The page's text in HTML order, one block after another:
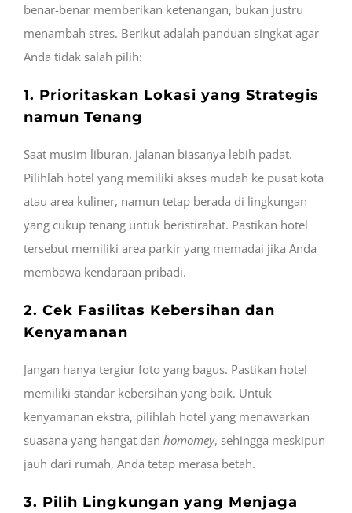
benar-benar memberikan ketenangan, bukan justru
menambah stres. Berikut adalah panduan singkat agar
Anda tidak salah pilih:
1. Prioritaskan Lokasi yang Strategis
namun Tenang
Saat musim liburan, jalanan biasanya lebih padat.
Pilihlah hotel yang memiliki akses mudah ke pusat kota
atau area kuliner, namun tetap berada di lingkungan
yang cukup tenang untuk beristirahat. Pastikan hotel
tersebut memiliki area parkir yang memadai jika Anda
membawa kendaraan pribadi.
2. Cek Fasilitas Kebersihan dan
Kenyamanan
Jangan hanya tergiur foto yang bagus. Pastikan hotel
memiliki standar kebersihan yang baik. Untuk
kenyamanan ekstra, pilihlah hotel yang menawarkan
suasana yang hangat dan homomey, sehingga meskipun
jauh dari rumah, Anda tetap merasa betah.
3. Pilih Lingkungan yang Menjaga